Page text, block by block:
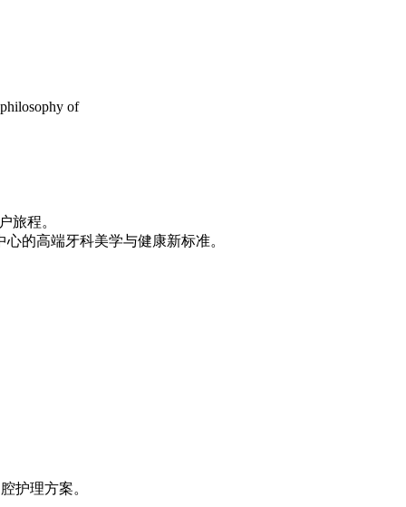
of
旅程。
的高端牙科美学与健康新标准。
护理方案。